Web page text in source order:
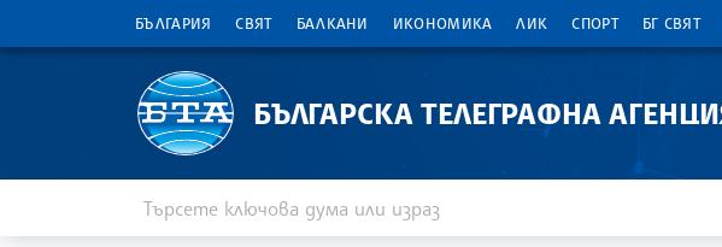
БЪЛГАРИЯ СВЯТ БАЛКАНИ ИКОНОМИКА ЛИК СПОРТ БГ СВЯТ
БЪЛГАРСКА ТЕЛЕГРАФНА